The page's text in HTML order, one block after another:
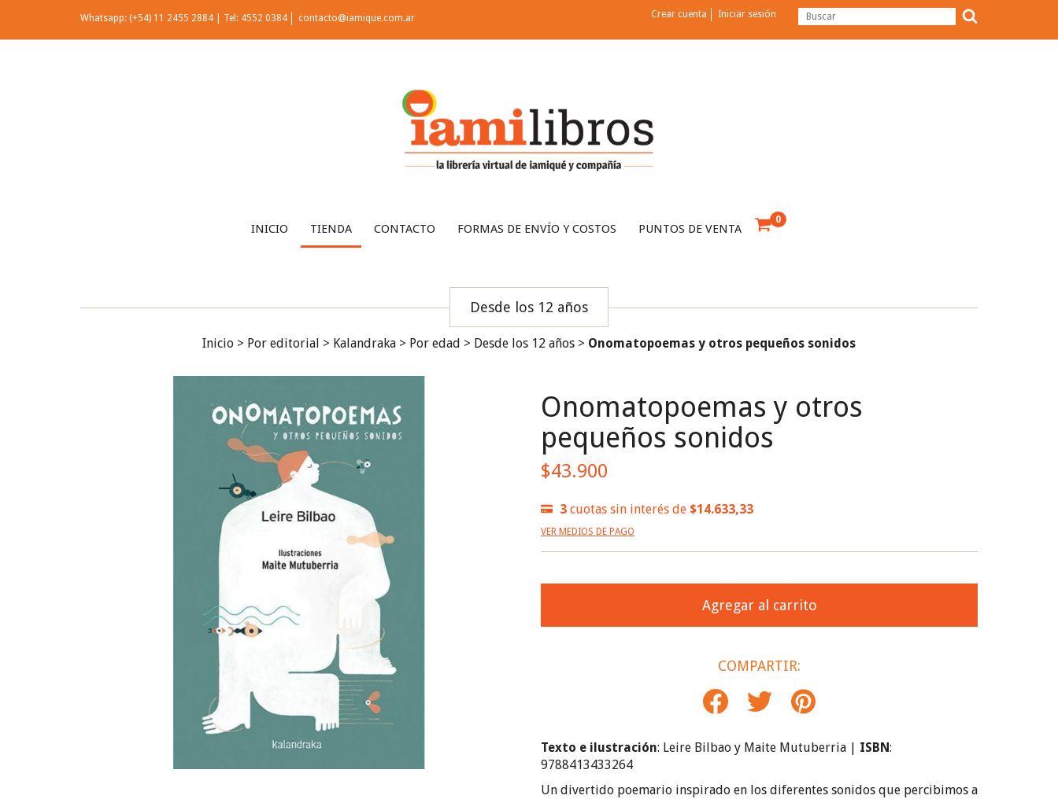
Whatsapp: (+54) 11 2455 2884 | Tel: 4552 0384 contacto@iamique.com.ar Crear cuenta Iniciar sesión
INICIO TIENDA CONTACTO FORMAS DE ENVÍO Y COSTOS PUNTOS DE VENTA
0
Desde los 12 años
Inicio > Por editorial > Kalandraka > Por edad > Desde los 12 años > Onomatopoemas y otros pequeños sonidos
Onomatopoemas y otros
pequeños sonidos
$43.900
3 cuotas sin interés de $14.633,33
VER MEDIOS DE PAGO
COMPARTIR:
Texto e ilustración: Leire Bilbao y Maite Mutuberria | ISBN:
9788413433264
Un divertido poemario inspirado en los diferentes sonidos que percibimos a